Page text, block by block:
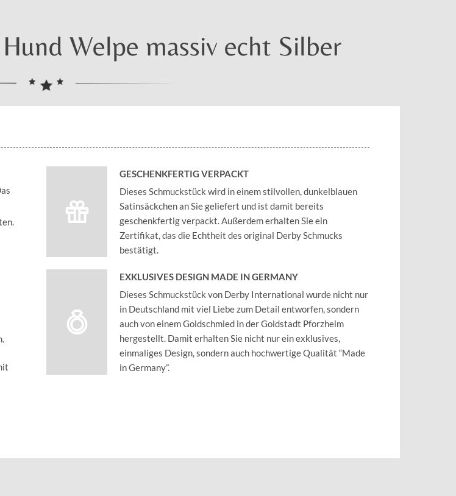
Welpe massiv echt Silber
GESCHENKFERTIG VERPACKT
Dieses Schmuckstück wird in einem stilvollen, dunkelblauen
Satinsäckchen an Sie geliefert und ist damit bereits
geschenkfertig verpackt. Außerdem erhalten Sie ein
Zertifikat, das die Echtheit des original Derby Schmucks
bestätigt.
EXKLUSIVES DESIGN MADE IN GERMANY
Dieses Schmuckstück von Derby International wurde nicht nur
in Deutschland mit viel Liebe zum Detail entworfen, sondern
auch von einem Goldschmied in der Goldstadt Pforzheim
hergestellt. Damit erhalten Sie nicht nur ein exklusives,
einmaliges Design, sondern auch hochwertige Qualität “Made
in Germany”.